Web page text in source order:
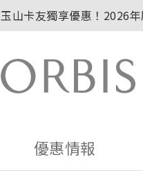
玉山卡友獨享優惠！2026
2027年清新會員募集開跑！
贈品贈畢公告：ORBIS大理
贈品贈畢公告：ORBIS針織
優惠情報